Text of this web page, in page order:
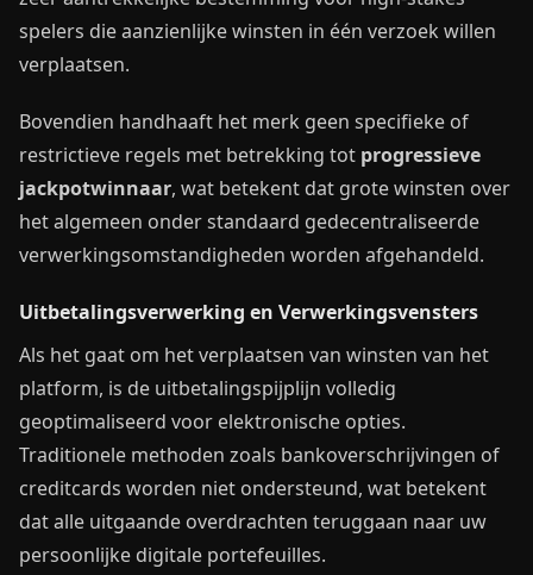
spelers die aanzienlijke winsten in één verzoek willen
verplaatsen.
Bovendien handhaaft het merk geen specifieke of
restrictieve regels met betrekking tot progressieve
jackpotwinnaar, wat betekent dat grote winsten over
het algemeen onder standaard gedecentraliseerde
verwerkingsomstandigheden worden afgehandeld.
Uitbetalingsverwerking en Verwerkingsvensters
Als het gaat om het verplaatsen van winsten van het
platform, is de uitbetalingspijplijn volledig
geoptimaliseerd voor elektronische opties.
Traditionele methoden zoals bankoverschrijvingen of
creditcards worden niet ondersteund, wat betekent
dat alle uitgaande overdrachten teruggaan naar uw
persoonlijke digitale portefeuilles.